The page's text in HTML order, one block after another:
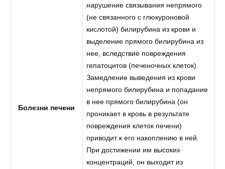
Болезни печени
нарушение связывания непрямого
(не связанного с глюкуроновой
кислотой) билирубина из крови и
выделение прямого билирубина из
нее, вследствие повреждения
гепатоцитов (печеночных клеток).
Замедление выведения из крови
непрямого билирубина и попадание
в нее прямого билирубина (он
проникает в кровь в результате
повреждения клеток печени)
приводит к его накоплению в ней.
При достижении им высоких
концентраций, он выходит из